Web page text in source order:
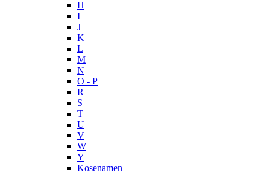
H
I
J
K
L
M
N
O - P
R
S
T
U
V
W
Y
Kosenamen